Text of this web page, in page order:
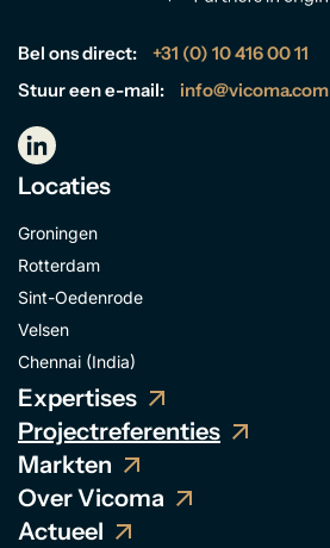
Bel ons direct:
+31 (0) 10 416 00 11
Stuur een e-mail:
info@vicoma.com
Locaties
Groningen
Rotterdam
Sint-Oedenrode
Velsen
Chennai (India)
Expertises
Projectreferenties
Markten
Over Vicoma
Actueel